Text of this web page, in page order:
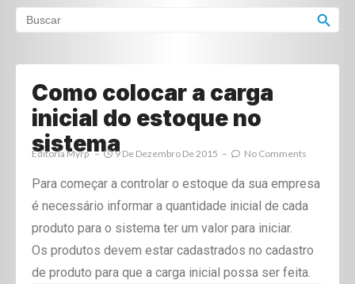
Search
for:
Search Button
Como colocar a carga
inicial do estoque no
sistema
Editoria Myrp 9 De Dezembro De 2015 No Comments
Para começar a controlar o estoque da sua empresa
é necessário informar a quantidade inicial de cada
produto para o sistema ter um valor para iniciar.
Os produtos devem estar cadastrados no cadastro
de produto para que a carga inicial possa ser feita.